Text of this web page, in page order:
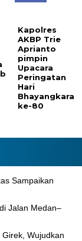
Kapolres
AKBP Trie
Aprianto
pimpin
Upacara
Peringatan
Hari
Bhayangkara
ke-80
Sampaikan
Jalan Medan–
Wujudkan